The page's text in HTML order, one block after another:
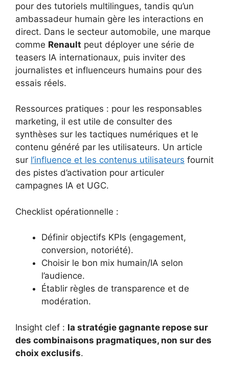
pour des tutoriels multilingues, tandis qu’un
ambassadeur humain gère les interactions en
direct. Dans le secteur automobile, une marque
comme Renault peut déployer une série de
teasers IA internationaux, puis inviter des
journalistes et influenceurs humains pour des
essais réels.
Ressources pratiques : pour les responsables
marketing, il est utile de consulter des
synthèses sur les tactiques numériques et le
contenu généré par les utilisateurs. Un article
sur l’influence et les contenus utilisateurs fournit
des pistes d’activation pour articuler
campagnes IA et UGC.
Checklist opérationnelle :
Définir objectifs KPIs (engagement,
conversion, notoriété).
Choisir le bon mix humain/IA selon
l’audience.
Établir règles de transparence et de
modération.
Insight clef : la stratégie gagnante repose sur
des combinaisons pragmatiques, non sur des
choix exclusifs.